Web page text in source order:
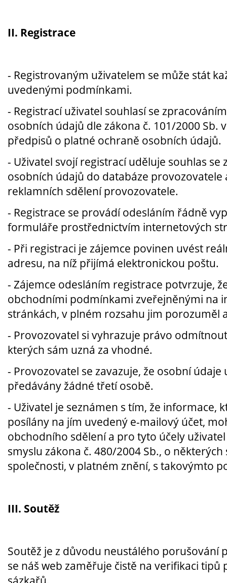
II. Registrace
- Registrovaným uživatelem se může stát
uvedenými podmínkami.
- Registrací uživatel souhlasí se
osobních údajů dle zákona č. 101/2000 Sb.
předpisů o platné ochraně osobních údajů.
- Uživatel svojí registrací uděluje souhlas se
osobních údajů do databáze provozovatele
reklamních sdělení provozovatele.
- Registrace se provádí odesláním řádně
formuláře prostřednictvím internetových
- Při registraci je zájemce povinen uvést
adresu, na níž přijímá elektronickou poštu.
- Zájemce odesláním registrace potvrzuje,
obchodními podmínkami zveřejněnými na
stránkách, v plném rozsahu jim porozuměl
- Provozovatel si vyhrazuje právo
kterých sám uzná za vhodné.
- Provozovatel se zavazuje, že osobní
předávány žádné třetí osobě.
- Uživatel je seznámen s tím, že informace,
posílány na jím uvedený e-mailový účet,
obchodního sdělení a pro tyto účely
smyslu zákona č. 480/2004 Sb., o
společnosti, v platném znění, s takovýmto
III. Soutěž
Soutěž je z důvodu neustálého porušování
se náš web zaměřuje čistě na verifikaci tipů